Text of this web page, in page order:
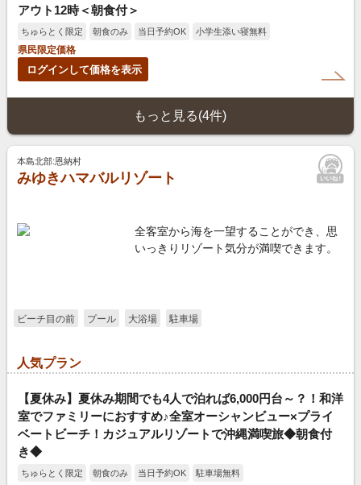
アウト12時＜朝食付＞
ちゅらとく限定 朝食のみ 当日予約OK
小学生添い寝無料
県民限定価格
ログインして価格を表示
もっと見る(4件)
本島北部:恩納村
みゆきハマバルリゾート
全客室から海を一望することができ、思
いっきりリゾート気分が満喫できます。
ビーチ目の前 プール 大浴場 駐車場
人気プラン
【夏休み】夏休み期間でも4人で泊れば6,000円台～？！和洋
室でファミリーにおすすめ♪全室オーシャンビュー×プライ
ベートビーチ！カジュアルリゾートで沖縄満喫旅◆朝食付
き◆
ちゅらとく限定 朝食のみ 当日予約OK
駐車場無料